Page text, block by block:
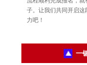
子。让我们共同开启
力吧！
一